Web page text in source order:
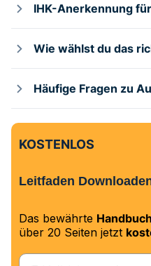
IHK-Anerkennung
Wie wählst du das
Häufige Fragen zu
KOSTENLOS
Leitfaden
Das bewährte
über 20 Seiten jetzt
E-Mail